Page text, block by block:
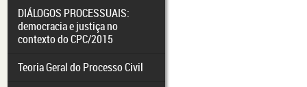
DIÁLOGOS PROCESSUAIS:
democracia e justiça no
contexto do CPC/2015
Teoria Geral do Processo Civil